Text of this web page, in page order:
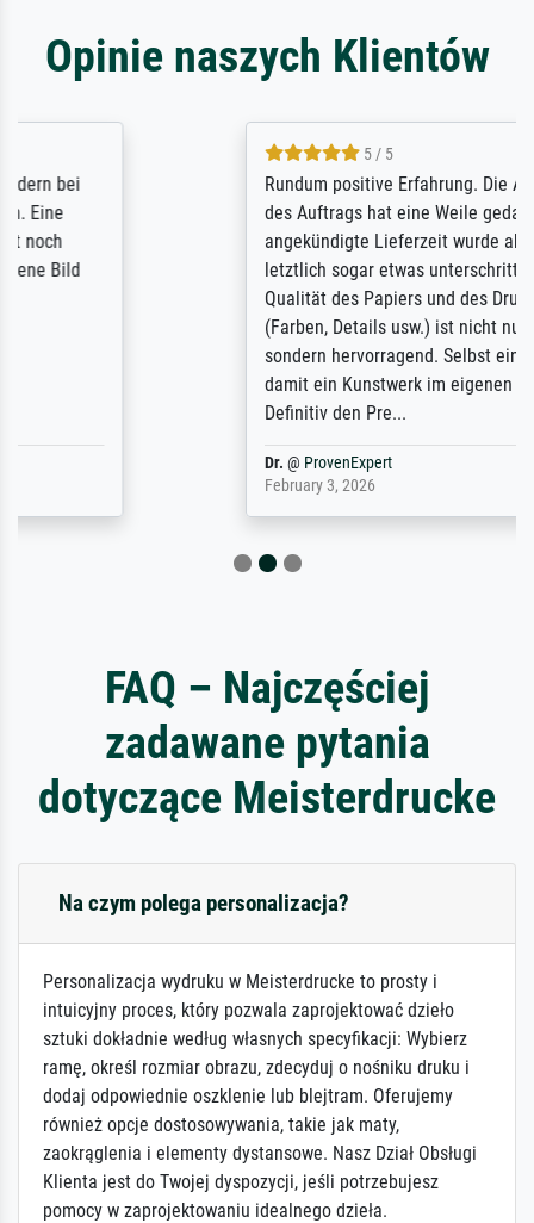
Opinie naszych Klientów
Rundum positive Erfahrung. Die Ausführung
des Auftrags hat eine Weile gedauert, die
angekündigte Lieferzeit wurde aber
letztlich sogar etwas unterschritten. Die
Qualität des Papiers und des Drucks
(Farben, Details usw.) ist nicht nur gut,
sondern hervorragend. Selbst ein Druck ist
damit ein Kunstwerk im eigenen Sinne.
FAQ – Najczęściej
zadawane pytania
dotyczące Meisterdrucke
Na czym polega personalizacja?
Personalizacja wydruku w Meisterdrucke to prosty i
intuicyjny proces, który pozwala zaprojektować dzieło
sztuki dokładnie według własnych specyfikacji: Wybierz
ramę, określ rozmiar obrazu, zdecyduj o nośniku druku i
dodaj odpowiednie oszklenie lub blejtram. Oferujemy
również opcje dostosowywania, takie jak maty,
zaokrąglenia i elementy dystansowe. Nasz Dział Obsługi
Klienta jest do Twojej dyspozycji, jeśli potrzebujesz
pomocy w zaprojektowaniu idealnego dzieła.